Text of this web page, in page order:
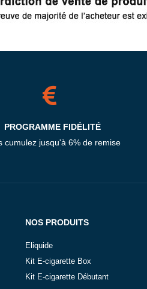
PROGRAMME FIDÉLITÉ
cumulez jusqu'à 6% de remise
NOS PRODUITS
Eliquide
Kit E-cigarette Box
Kit E-cigarette Débutant